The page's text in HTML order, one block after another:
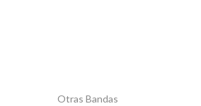
Otras Bandas